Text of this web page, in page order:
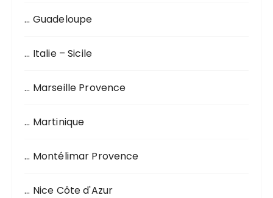
… Guadeloupe
… Italie – Sicile
… Marseille Provence
… Martinique
… Montélimar Provence
… Nice Côte d'Azur